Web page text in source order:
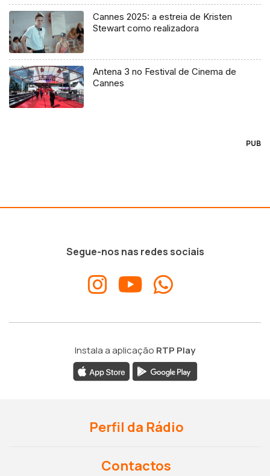
Cannes 2025: a estreia de Kristen
Stewart como realizadora
Antena 3 no Festival de Cinema de
Cannes
PUB
Segue-nos nas redes sociais
Instala a aplicação RTP Play
Perfil da Rádio
Contactos